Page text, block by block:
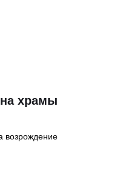
храмы
возрождение